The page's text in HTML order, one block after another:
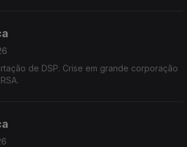
de DSP. Crise em grande corporação